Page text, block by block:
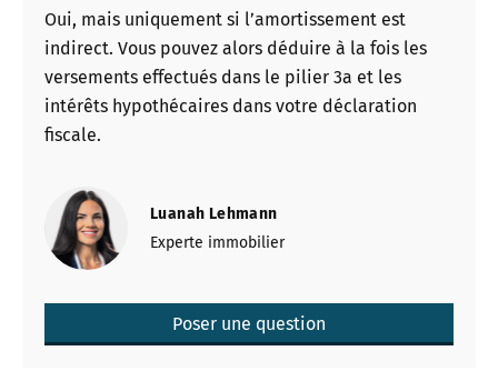
Oui, mais uniquement si l’amortissement est
indirect. Vous pouvez alors déduire à la fois les
versements effectués dans le pilier 3a et les
intérêts hypothécaires dans votre déclaration
fiscale.
Luanah Lehmann
Experte immobilier
Poser une question